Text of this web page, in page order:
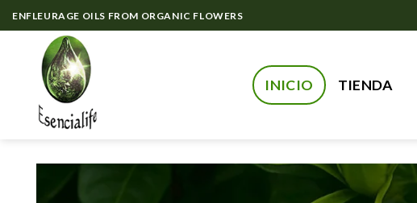
Skip
to
ENFLEURAGE OILS FROM ORGANIC FLOWERS
INICIO TIENDA